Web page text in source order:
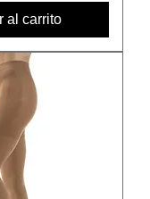
al carrito